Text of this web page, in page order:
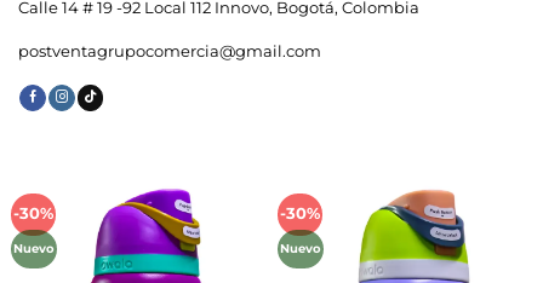
Calle 14 # 19 -92 Local 112 Innovo, Bogotá, Colombia
postventagrupocomercia@gmail.com
-30%
Nuevo
Añadir
lista de
deseos
-30%
Nuevo
Añadir
lista de
deseos